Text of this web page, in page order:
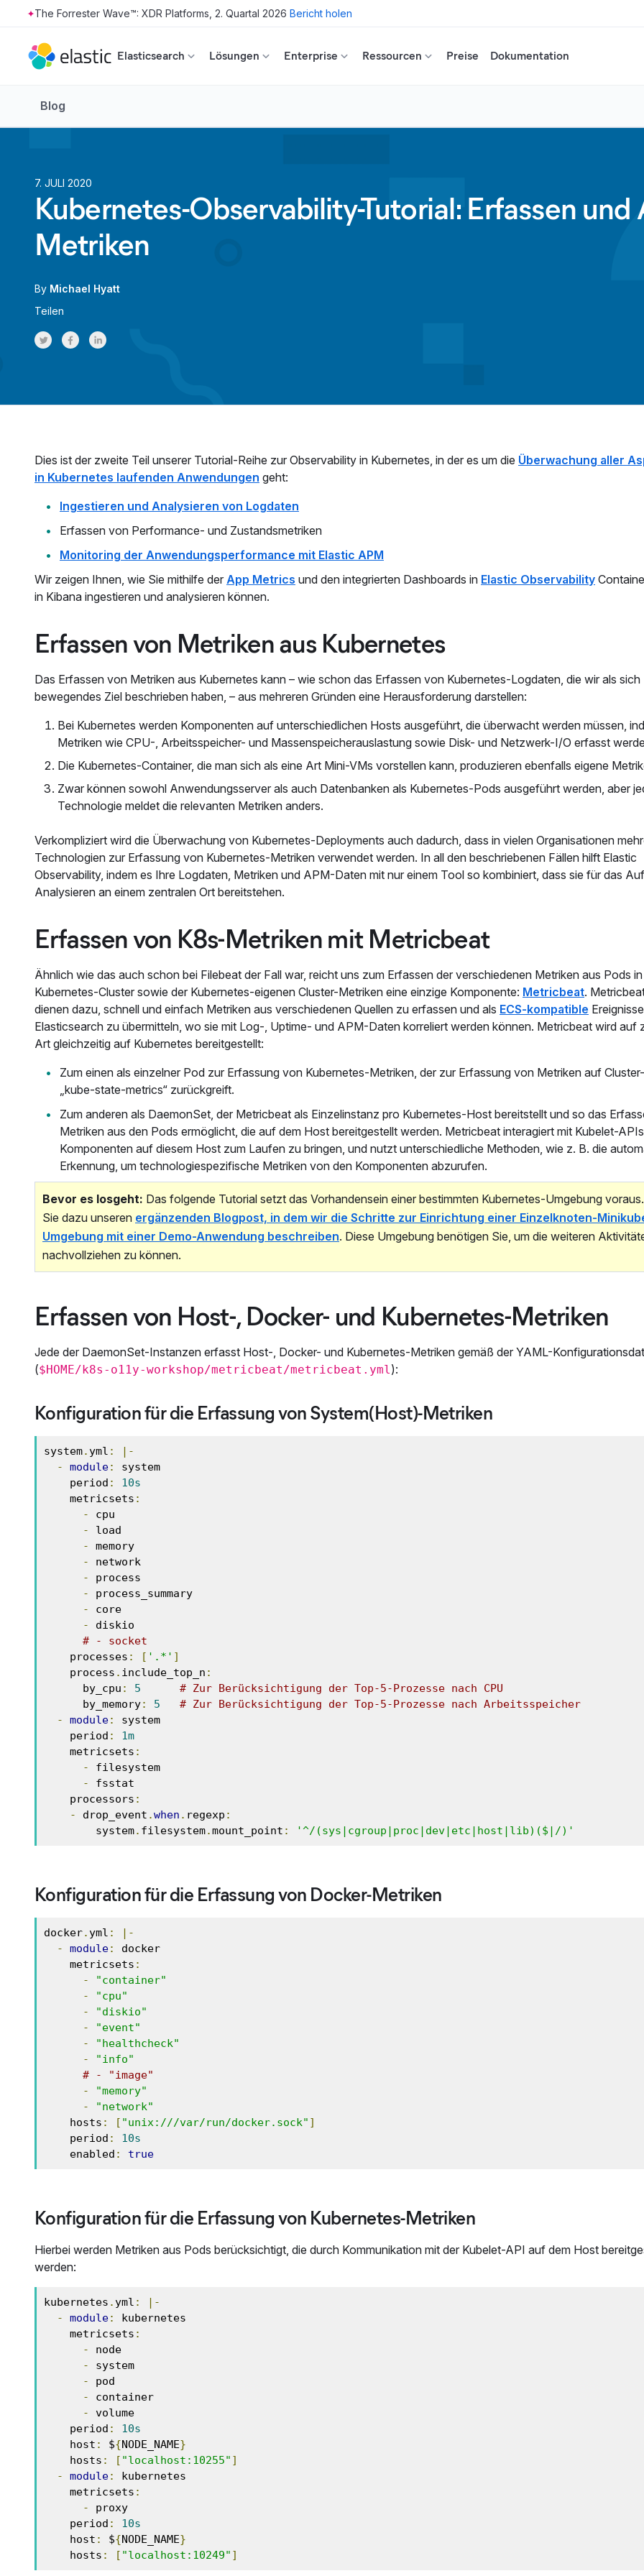
Skip to main content
The Forrester Wave™: XDR Platforms, 2. Quartal 2026 Bericht holen
Elasticsearch Lösungen Enterprise Ressourcen Preise Dokumentation
Blog
7. JULI 2020
Kubernetes-Observability-Tutorial: Erfassen und
Metriken
By Michael Hyatt
Teilen
Share on Twitter
Share on Facebook
Share on LinkedInr
Dies ist der zweite Teil unserer Tutorial-Reihe zur Observability in Kubernetes, in der es um die Überwachung aller
in Kubernetes laufenden Anwendungen geht:
Ingestieren und Analysieren von Logdaten
Erfassen von Performance- und Zustandsmetriken
Monitoring der Anwendungsperformance mit Elastic APM
Wir zeigen Ihnen, wie Sie mithilfe der App Metrics und den integrierten Dashboards in Elastic Observability
in Kibana ingestieren und analysieren können.
Erfassen von Metriken aus Kubernetes
Das Erfassen von Metriken aus Kubernetes kann – wie schon das Erfassen von Kubernetes-Logdaten, die wir als sich
bewegendes Ziel beschrieben haben, – aus mehreren Gründen eine Herausforderung darstellen:
Bei Kubernetes werden Komponenten auf unterschiedlichen Hosts ausgeführt, die überwacht werden müssen,
Metriken wie CPU-, Arbeitsspeicher- und Massenspeicherauslastung sowie Disk- und Netzwerk-I/O erfasst
Die Kubernetes-Container, die man sich als eine Art Mini-VMs vorstellen kann, produzieren ebenfalls eigene
Zwar können sowohl Anwendungsserver als auch Datenbanken als Kubernetes-Pods ausgeführt werden, aber
Technologie meldet die relevanten Metriken anders.
Verkompliziert wird die Überwachung von Kubernetes-Deployments auch dadurch, dass in vielen Organisationen
Technologien zur Erfassung von Kubernetes-Metriken verwendet werden. In all den beschriebenen Fällen hilft Elastic
Observability, indem es Ihre Logdaten, Metriken und APM-Daten mit nur einem Tool so kombiniert, dass sie für das
Analysieren an einem zentralen Ort bereitstehen.
Erfassen von K8s-Metriken mit Metricbeat
Ähnlich wie das auch schon bei Filebeat der Fall war, reicht uns zum Erfassen der verschiedenen Metriken aus Pods
Kubernetes-Cluster sowie der Kubernetes-eigenen Cluster-Metriken eine einzige Komponente: Metricbeat.
dienen dazu, schnell und einfach Metriken aus verschiedenen Quellen zu erfassen und als ECS-kompatible
Elasticsearch zu übermitteln, wo sie mit Log-, Uptime- und APM-Daten korreliert werden können. Metricbeat wird auf
Art gleichzeitig auf Kubernetes bereitgestellt:
Zum einen als einzelner Pod zur Erfassung von Kubernetes-Metriken, der zur Erfassung von Metriken auf
„kube-state-metrics“ zurückgreift.
Zum anderen als DaemonSet, der Metricbeat als Einzelinstanz pro Kubernetes-Host bereitstellt und so das
Metriken aus den Pods ermöglicht, die auf dem Host bereitgestellt werden. Metricbeat interagiert mit Kubelet-
Komponenten auf diesem Host zum Laufen zu bringen, und nutzt unterschiedliche Methoden, wie z. B. die
Erkennung, um technologiespezifische Metriken von den Komponenten abzurufen.
Bevor es losgeht: Das folgende Tutorial setzt das Vorhandensein einer bestimmten Kubernetes-Umgebung
Sie dazu unseren ergänzenden Blogpost, in dem wir die Schritte zur Einrichtung einer Einzelknoten-
Umgebung mit einer Demo-Anwendung beschreiben. Diese Umgebung benötigen Sie, um die weiteren
nachvollziehen zu können.
Erfassen von Host-, Docker- und Kubernetes-Metriken
Jede der DaemonSet-Instanzen erfasst Host-, Docker- und Kubernetes-Metriken gemäß der YAML-
($HOME/k8s-o11y-workshop/metricbeat/metricbeat.yml):
Konfiguration für die Erfassung von System(Host)-Metriken
system. yml :
|-
-
module:
system
    period
:
10s
    metricsets
:
-
cpu
-
load
-
memory
-
network
-
process
-
process_summary
-
core
-
diskio
# - socket
    processes
: [ '.*' ]
    process
. include_top_n :
      by_cpu
: 5
# Zur Berücksichtigung der Top-5-Prozesse nach CPU
      by_memory
: 5
# Zur Berücksichtigung der Top-5-Prozesse nach Arbeitsspeicher
-
module:
system
    period
:
1m
    metricsets
:
-
filesystem
-
fsstat
    processors
:
-
drop_event .when . regexp :
        system
. filesystem.mount_point : '^/(sys|cgroup|proc|dev|etc|host|lib)($|/)'
Konfiguration für die Erfassung von Docker-Metriken
docker. yml :
|-
-
module:
docker
    metricsets
:
-
"container"
-
"cpu"
-
"diskio"
-
"event"
-
"healthcheck"
-
"info"
# - "image"
-
"memory"
-
"network"
    hosts
: [ "unix:///var/run/docker.sock" ]
    period
:
10s
    enabled
: true
Konfiguration für die Erfassung von Kubernetes-Metriken
Hierbei werden Metriken aus Pods berücksichtigt, die durch Kommunikation mit der Kubelet-API auf dem Host
werden:
kubernetes . yml :
|-
-
module:
kubernetes
    metricsets
:
-
node
-
system
-
pod
-
container
-
volume
    period
:
10s
    host
: ${NODE_NAME}
    hosts
: [ "localhost:10255" ]
-
module:
kubernetes
    metricsets
:
-
proxy
    period
:
10s
    host
: ${NODE_NAME}
    hosts
: [ "localhost:10249" ]